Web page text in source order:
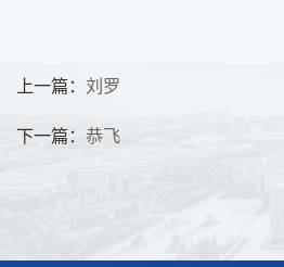
上一篇： 刘罗
下一篇： 恭飞